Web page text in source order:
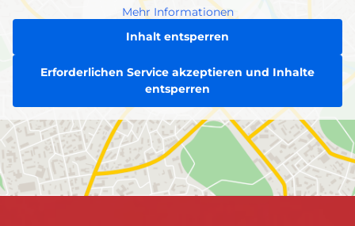
Mehr Informationen
Inhalt entsperren
Erforderlichen Service akzeptieren und Inhalte
entsperren